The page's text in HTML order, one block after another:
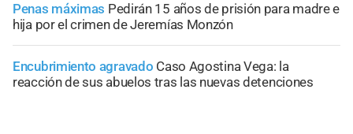
Penas máximas Pedirán 15 años de prisión para madre e
hija por el crimen de Jeremías Monzón
Encubrimiento agravado Caso Agostina Vega: la
reacción de sus abuelos tras las nuevas detenciones